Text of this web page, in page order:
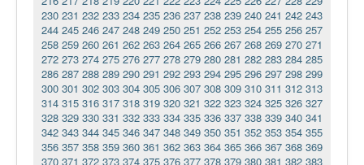
230 231 232 233 234 235 236 237 238 239 240 241 242 243
244 245 246 247 248 249 250 251 252 253 254 255 256 257
258 259 260 261 262 263 264 265 266 267 268 269 270 271
272 273 274 275 276 277 278 279 280 281 282 283 284 285
286 287 288 289 290 291 292 293 294 295 296 297 298 299
300 301 302 303 304 305 306 307 308 309 310 311 312 313
314 315 316 317 318 319 320 321 322 323 324 325 326 327
328 329 330 331 332 333 334 335 336 337 338 339 340 341
342 343 344 345 346 347 348 349 350 351 352 353 354 355
356 357 358 359 360 361 362 363 364 365 366 367 368 369
370 371 372 373 374 375 376 377 378 379 380 381 382 383